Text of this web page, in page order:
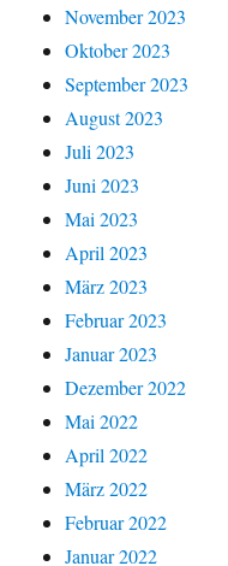
November 2023
Oktober 2023
September 2023
August 2023
Juli 2023
Juni 2023
Mai 2023
April 2023
März 2023
Februar 2023
Januar 2023
Dezember 2022
Mai 2022
April 2022
März 2022
Februar 2022
Januar 2022